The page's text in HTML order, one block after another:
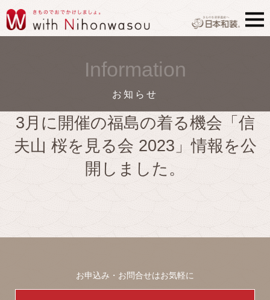
Information
お知らせ
3月に開催の福島の着る機会「信
夫山 桜を見る会 2023」情報を公
開しました。
お申込み・お問合せはお気軽に